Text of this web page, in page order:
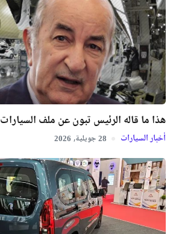
هذا ما قاله الرئيس تبون عن ملف السيارات
أخبار السيارات 28 جويلية, 2026